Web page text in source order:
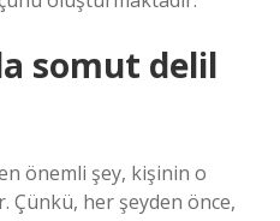
somut delil
önemli şey, kişinin o
Çünkü, her şeyden önce,